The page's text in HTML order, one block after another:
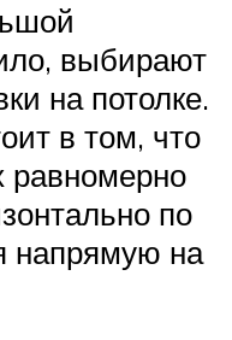
выбирают
на потолке.
в том, что
равномерно
по
напрямую на